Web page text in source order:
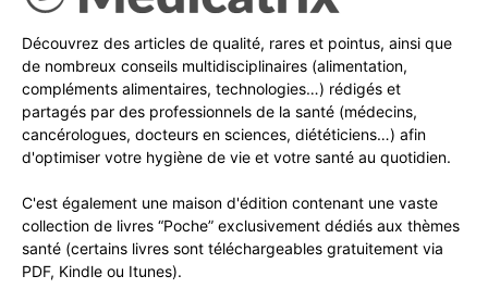
Découvrez des articles de qualité, rares et pointus, ainsi que
de nombreux conseils multidisciplinaires (alimentation,
compléments alimentaires, technologies…) rédigés et
partagés par des professionnels de la santé (médecins,
cancérologues, docteurs en sciences, diététiciens…) afin
d'optimiser votre hygiène de vie et votre santé au quotidien.
C'est également une maison d'édition contenant une vaste
collection de livres “Poche” exclusivement dédiés aux thèmes
santé (certains livres sont téléchargeables gratuitement via
PDF, Kindle ou Itunes).